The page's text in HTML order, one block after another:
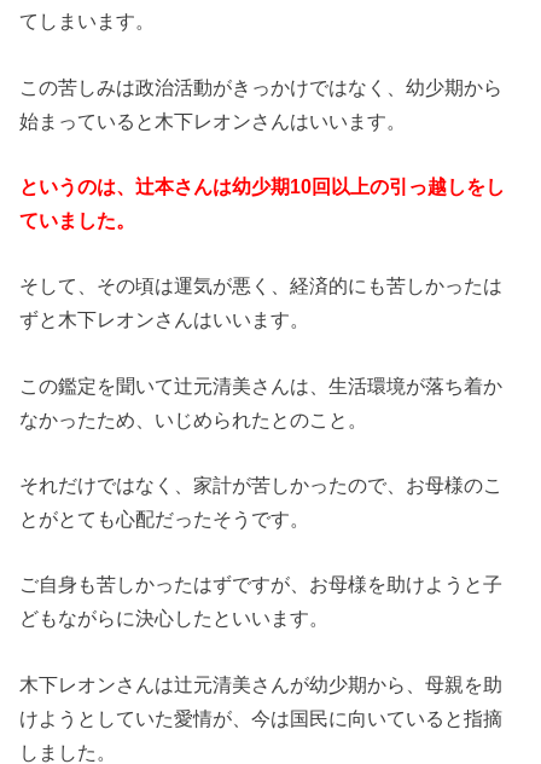
てしまいます。
この苦しみは政治活動がきっかけではなく、幼少期から
始まっていると木下レオンさんはいいます。
というのは、辻本さんは幼少期10回以上の引っ越しをし
ていました。
そして、その頃は運気が悪く、経済的にも苦しかったは
ずと木下レオンさんはいいます。
この鑑定を聞いて辻元清美さんは、生活環境が落ち着か
なかったため、いじめられたとのこと。
それだけではなく、家計が苦しかったので、お母様のこ
とがとても心配だったそうです。
ご自身も苦しかったはずですが、お母様を助けようと子
どもながらに決心したといいます。
木下レオンさんは辻元清美さんが幼少期から、母親を助
けようとしていた愛情が、今は国民に向いていると指摘
しました。